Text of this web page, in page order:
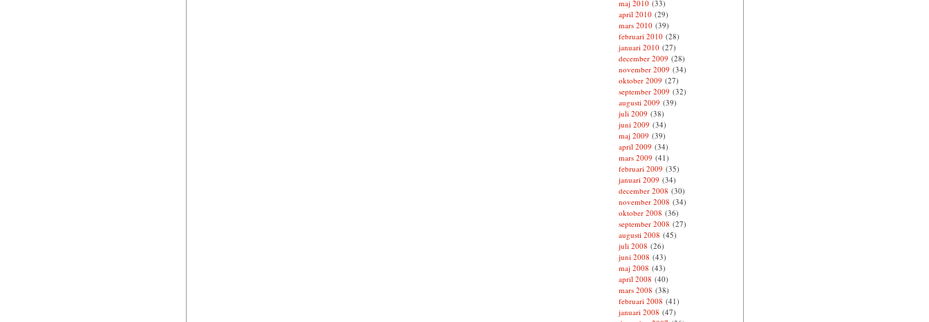
maj 2010(33)
april 2010(29)
mars 2010(39)
februari 2010(28)
januari 2010(27)
december 2009 (28)
november 2009 (34)
oktober 2009 (27)
september 2009 (32)
augusti 2009 (39)
juli 2009 (38)
juni 2009 (34)
maj 2009 (39)
april 2009 (34)
mars 2009 (41)
februari 2009 (35)
januari 2009 (34)
december 2008 (30)
november 2008 (34)
oktober 2008 (36)
september 2008 (27)
augusti 2008 (45)
juli 2008 (26)
juni 2008 (43)
maj 2008 (43)
april 2008 (40)
mars 2008 (38)
februari 2008 (41)
januari 2008 (47)